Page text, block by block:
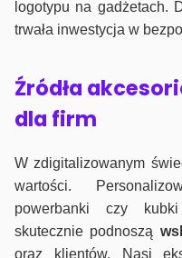
logotypu na gadżetach.
trwała inwestycja w
Źródła
dla firm
W zdigitalizowanym
wartości.
powerbanki czy
skutecznie podnoszą
oraz klientów. Nasi